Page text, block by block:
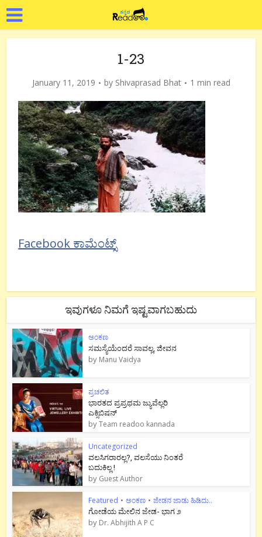
1-23
January 11, 2019 by Shivaprasad Bhat 1 min read
Facebook ಕಾಮೆಂಟ್ಸ್
ಇವುಗಳೂ ನಿಮಗೆ ಇಷ್ಟವಾಗಬಹುದು
ಅಂಕಣ
ಸಮಸ್ಯೆಯೆಂದರೆ ಸಾವಲ್ಲ, ಜೀವನ
by Manu Vaidya
ಪ್ರಚಲಿತ
ಭಾರತದ ಪ್ರಪ್ರಥಮ ಜ್ಯುವೆಲ್ಲರಿ
ಎಕ್ಸಿಬಿಷನ್
byTeam readoo kannada
Uncategorized
ವಲಸಿಗರಾರಲ್ಲ?, ವಲಸೆಯು ನಿಂತರೆ
ಬದುಕಿಲ್ಲ !
by Guest Author
Featured • ಅಂಕಣ • ಜೇಡನ ಜಾಡು ಹಿಡಿದು..
ಗೋಡೆಯ ಮೇಲಿನ ಜೇಡ- ಭಾಗ ೨
by Dr. Abhijith A P C